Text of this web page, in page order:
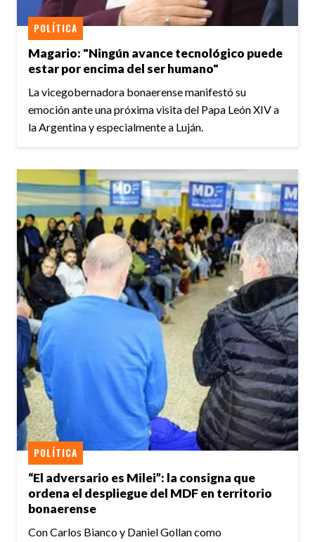
Magario: "Ningún avance tecnológico puede
estar por encima del ser humano"
POLÍTICA
La vicegobernadora bonaerense manifestó su
emoción ante una próxima visita del Papa León XIV a
la Argentina y especialmente a Luján.
“El adversario es Milei”: la consigna que
ordena el despliegue del MDF en territorio
bonaerense
POLÍTICA
Con Carlos Bianco y Daniel Gollan como